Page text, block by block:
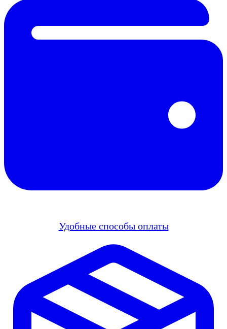
Удобные способы оплаты